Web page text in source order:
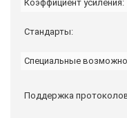
Коэффициент усиления:
Стандарты:
Специальные
Поддержка